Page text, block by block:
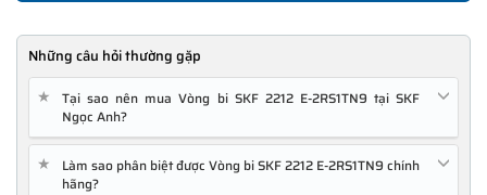
Những câu hỏi thường gặp
★
Tại sao nên mua Vòng bi SKF 2212 E-2RS1TN9 tại SKF
Ngọc Anh?
★
Làm sao phân biệt được Vòng bi SKF 2212 E-2RS1TN9 chính
hãng?